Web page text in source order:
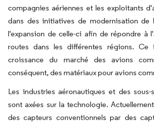
compagnies aériennes et les exploitants
dans des initiatives de modernisation de
l'expansion de celle-ci afin de répondre à
routes dans les différentes régions. Ce
croissance du marché des avions
conséquent, des matériaux pour avions
Les industries aéronautiques et des sous-
sont axées sur la technologie.
des capteurs conventionnels par des